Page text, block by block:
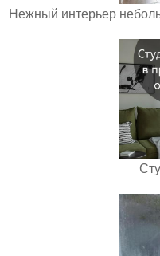
Нежный интерьер